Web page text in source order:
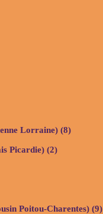
Lorraine) (8)
Picardie) (2)
Poitou-Charentes) (9)